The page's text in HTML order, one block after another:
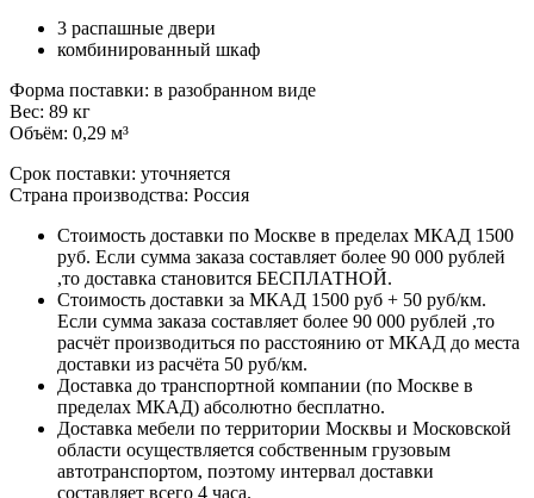
3 распашные двери
комбинированный шкаф
Форма поставки: в разобранном виде
Вес: 89 кг
Объём: 0,29 м³
Срок поставки: уточняется
Страна производства: Россия
Стоимость доставки по Москве в пределах МКАД 1500
руб. Если сумма заказа составляет более 90 000 рублей
,то доставка становится БЕСПЛАТНОЙ.
Стоимость доставки за МКАД 1500 руб + 50 руб/км.
Если сумма заказа составляет более 90 000 рублей ,то
расчёт производиться по расстоянию от МКАД до места
доставки из расчёта 50 руб/км.
Доставка до транспортной компании (по Москве в
пределах МКАД) абсолютно бесплатно.
Доставка мебели по территории Москвы и Московской
области осуществляется собственным грузовым
автотранспортом, поэтому интервал доставки
составляет всего 4 часа.